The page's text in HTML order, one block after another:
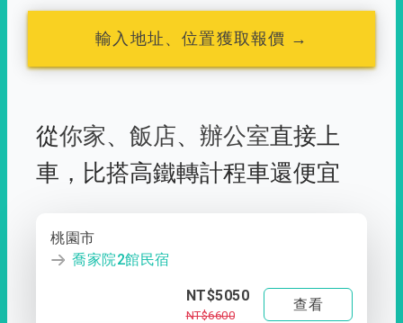
輸入地址、位置獲取報價 →
從你家、 飯店、 辦公室直接上
車， 比搭高鐵轉計程車還便宜
桃園市
喬家院2館民宿
NT$5050
NT$6600
查看